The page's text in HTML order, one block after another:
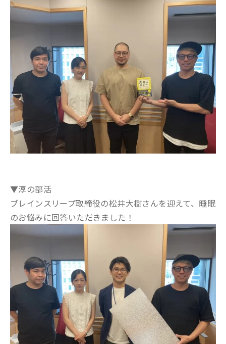
▼淳の部活
ブレインスリープ取締役の松井大樹さんを迎えて、睡眠
のお悩みに回答いただきました！